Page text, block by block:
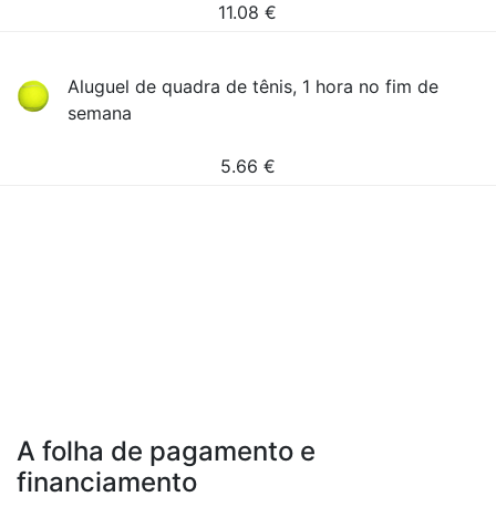
11.08 €
Aluguel de quadra de tênis, 1 hora no fim de
semana
5.66 €
A folha de pagamento e
financiamento